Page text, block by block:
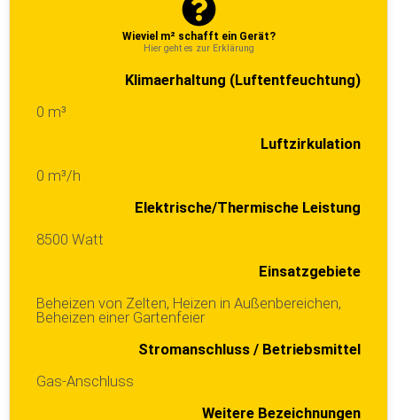
Wieviel m² schafft ein Gerät?
Hier geht es zur Erklärung
Klimaerhaltung (Luftentfeuchtung)
0 m³
Luftzirkulation
0 m³/h
Elektrische/Thermische Leistung
8500 Watt
Einsatzgebiete
Beheizen von Zelten, Heizen in Außenbereichen,
Beheizen einer Gartenfeier
Stromanschluss / Betriebsmittel
Gas-Anschluss
Weitere Bezeichnungen